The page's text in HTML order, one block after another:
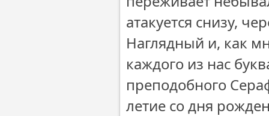
атакуется снизу,
Наглядный и, как
каждого из нас
преподобного
летие со дня